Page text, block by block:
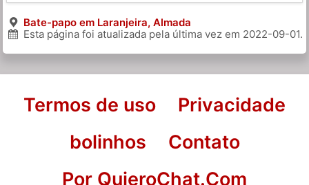
Bate-papo em Laranjeira, Almada
Esta página foi atualizada pela última vez em 2022-09-01.
Termos de uso
Privacidade
bolinhos
Contato
Por QuieroChat.Com